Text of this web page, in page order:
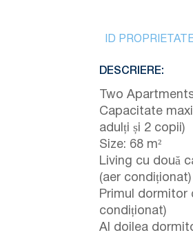
ID
DESCRIERE:
Two
Capacitate
adulți și 2 copii)
Size: 68 m²
Living cu două
(aer condiționat)
Primul dormitor
condiționat)
Al doilea